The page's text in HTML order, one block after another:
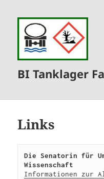
BI Tanklager
Links
Die Senatorin für
Wissenschaft
Informationen zur